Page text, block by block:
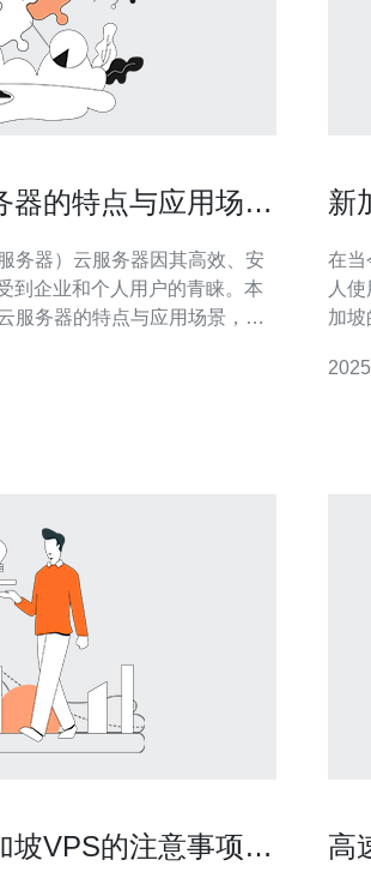
器的特点与应用场景
务器）云服务器因其高效、安
到企业和个人用户的青睐。本
服务器的特点与应用场景，并
新
在当
人
加
加坡
坡VPS的注意事项与
高